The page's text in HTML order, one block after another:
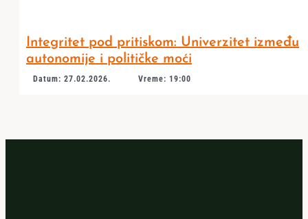
Integritet pod pritiskom: Univerzitet između
autonomije i političke moći
Datum: 27.02.2026. Vreme: 19:00